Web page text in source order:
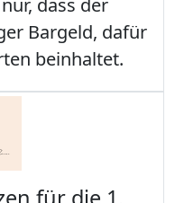
dass der
Bargeld, dafür
beinhaltet.